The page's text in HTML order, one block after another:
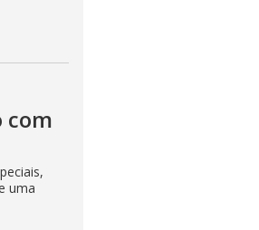
com
uma